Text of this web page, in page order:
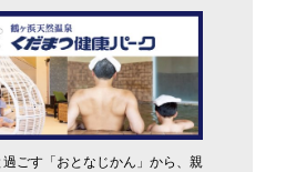
過ごす「おとなじかん」から、親